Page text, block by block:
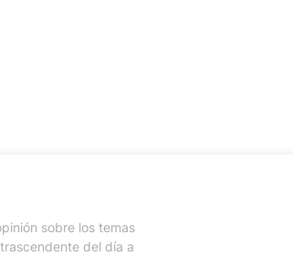
sobre los temas
del día a